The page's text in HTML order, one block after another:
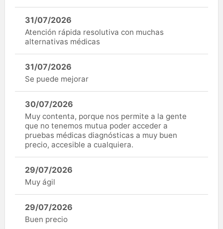
31/07/2026
Atención rápida resolutiva con muchas
alternativas médicas
31/07/2026
Se puede mejorar
30/07/2026
Muy contenta, porque nos permite a la gente
que no tenemos mutua poder acceder a
pruebas médicas diagnósticas a muy buen
precio, accesible a cualquiera.
29/07/2026
Muy ágil
29/07/2026
Buen precio